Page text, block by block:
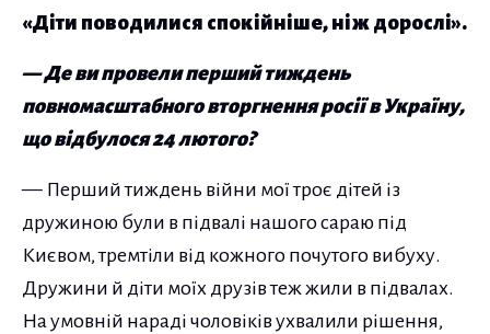
«Діти поводилися спокійніше, ніж дорослі».
— Де ви провели перший тиждень
повномасштабного вторгнення росії в Україну,
що відбулося 24 лютого?
— Перший тиждень війни мої троє дітей із
дружиною були в підвалі нашого сараю під
Києвом, тремтіли від кожного почутого вибуху.
Дружини й діти моїх друзів теж жили в підвалах.
На умовній нараді чоловіків ухвалили рішення,